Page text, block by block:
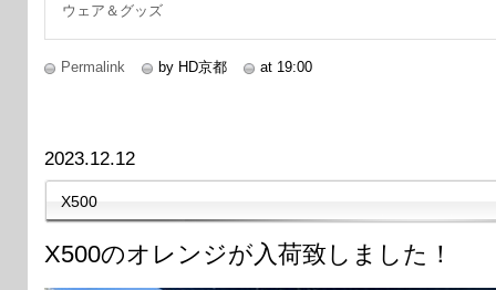
ウェア＆グッズ
Permalink by HD京都 at 19:00
2023.12.12
X500
X500のオレンジが入荷致しました！